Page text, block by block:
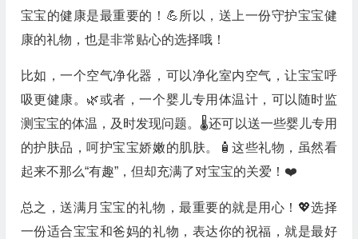
宝宝的健康是最重要的！💪所以，送上一份守护宝宝健
康的礼物，也是非常贴心的选择哦！
比如，一个空气净化器，可以净化室内空气，让宝宝呼
吸更健康。🌿或者，一个婴儿专用体温计，可以随时监
测宝宝的体温，及时发现问题。🌡️还可以送一些婴儿专用
的护肤品，呵护宝宝娇嫩的肌肤。🧴这些礼物，虽然看
起来不那么“有趣”，但却充满了对宝宝的关爱！❤️
总之，送满月宝宝的礼物，最重要的就是用心！💖选择
一份适合宝宝和爸妈的礼物，表达你的祝福，就是最好